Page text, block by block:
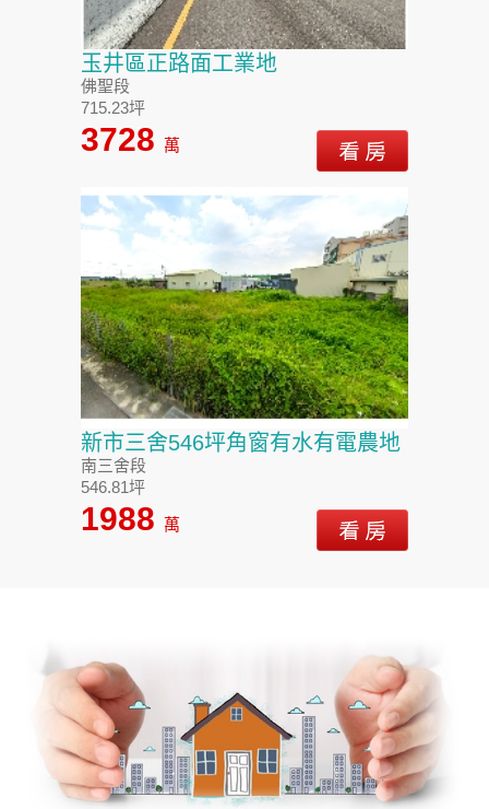
玉井區正路面工業地
佛聖段
715.23坪
3728 萬
新市三舍546坪角窗有水有電農地
南三舍段
546.81坪
1988 萬